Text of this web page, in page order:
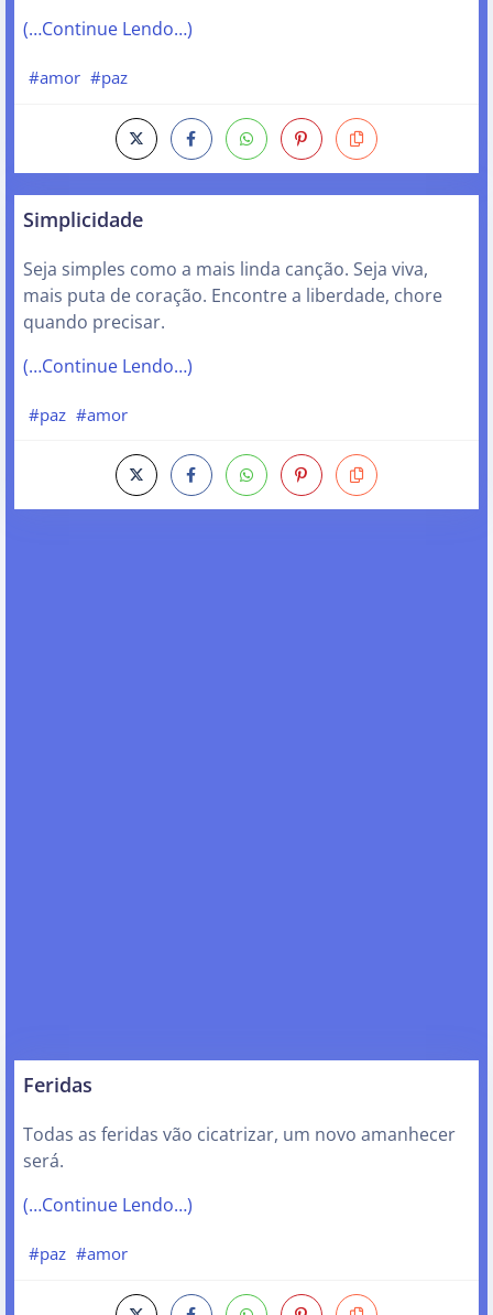
(…Continue Lendo…)
#amor #paz
Simplicidade
Seja simples como a mais linda canção. Seja viva,
mais puta de coração. Encontre a liberdade, chore
quando precisar.
(…Continue Lendo…)
#paz #amor
Feridas
Todas as feridas vão cicatrizar, um novo amanhecer
será.
(…Continue Lendo…)
#paz #amor